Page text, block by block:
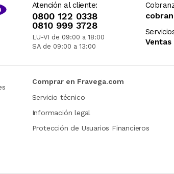
Atención al cliente:
0800 122 0338
0810 999 3728
LU-VI de 09:00 a 18:00
SA de 09:00 a 13:00
Comprar en Fravega.com
Servicio técnico
Información legal
Protección de Usuarios Financieros